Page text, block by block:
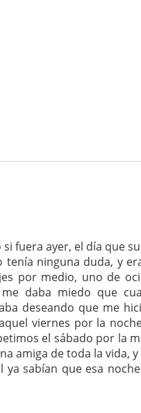
fuera ayer, el día que
tenía ninguna duda, y
por medio, uno de
daba miedo que
deseando que me
viernes por la
el sábado por la
amiga de toda la vida,
sabían que esa